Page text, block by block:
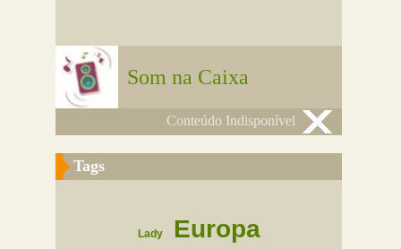
Som na Caixa
Conteúdo Indisponível
Tags
Lady Europa